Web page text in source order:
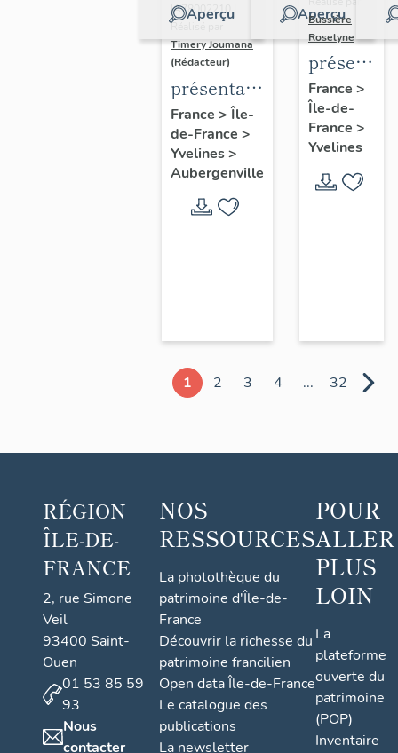
Aperçu
IA78002210 |
Réalisé par
Timery Joumana
(Rédacteur)
présentation
de l'étude
d'Elisabethville
France > Île-
de-France >
Yvelines>
Aubergenville
Aperçu
Bussière
Roselyne
du
diagnostic
et
France >
Île-de-
France >
Yvelines
1 2 3 4 ... 32
RÉGION
ÎLE-DE-
FRANCE
2, rue Simone
Veil
93400 Saint-
Ouen
01 53 85 59
93
Nous
contacter
NOS
RESSOURCES
La photothèque du
patrimoine d'Île-de-
France
Découvrir la richesse du
patrimoine francilien
Open data Île-de-France
Le catalogue des
publications
La newsletter
POUR
ALLER
PLUS
LOIN
La
plateforme
ouverte du
patrimoine
(POP)
Inventaire